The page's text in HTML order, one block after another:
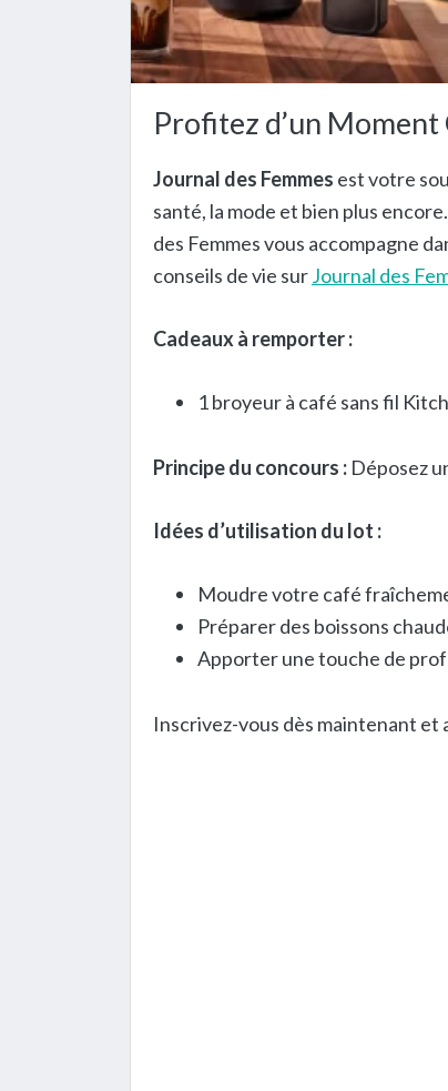
Profitez d’un Moment
Journal des Femmes est votre
santé, la mode et bien plus
des Femmes vous accompagne
conseils de vie surJournal des
Cadeaux à remporter :
1 broyeur à café sans fil
Principe du concours : Déposez
Idées d’utilisation du lot :
Moudre votre café
Préparer des boissons
Apporter une touche de
Inscrivez-vous dès maintenant et